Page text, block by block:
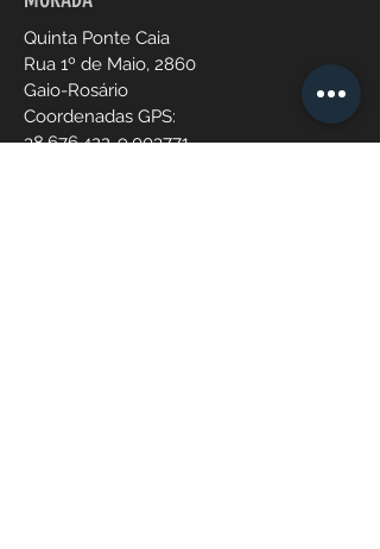
Quinta Ponte Caia
Rua 1º de Maio, 2860
Gaio-Rosário
Coordenadas GPS:
38.676.422-9.003771